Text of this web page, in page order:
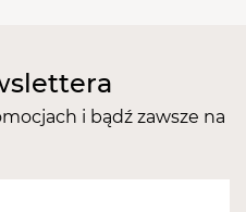
i bądź zawsze na